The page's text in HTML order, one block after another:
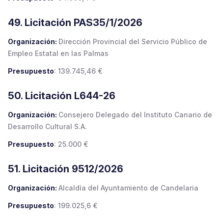
49. Licitación PAS35/1/2026
Organización: Dirección Provincial del Servicio Público de
Empleo Estatal en las Palmas
Presupuesto: 139.745,46 €
50. Licitación L644-26
Organización: Consejero Delegado del Instituto Canario de
Desarrollo Cultural S.A.
Presupuesto: 25.000 €
51. Licitación 9512/2026
Organización: Alcaldía del Ayuntamiento de Candelaria
Presupuesto: 199.025,6 €